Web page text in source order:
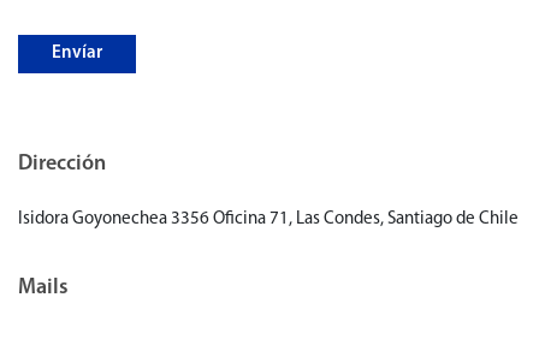
Dirección
Isidora Goyonechea 3356 Oficina 71, Las Condes, Santiago de Chile
Mails